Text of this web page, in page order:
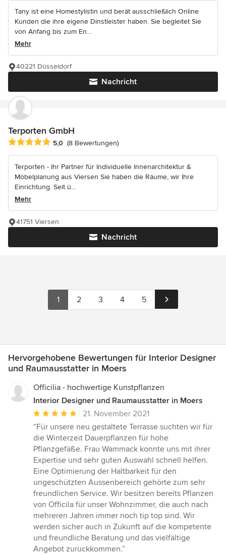
Tany ist eine Homestylistin und berät ausschließlich Online
Kunden die ihre eigene Dinstleister haben. Sie begleitet Sie
von Anfang bis zum En...
Mehr
Nachricht
40221 Düsseldorf
Terporten GmbH
Durchschnittliche Bewertung: 5 von 5 Sternen
5,0 (8 Bewertungen)
Terporten - Ihr Partner für Individuelle Innenarchitektur &
Möbelplanung aus Viersen Sie haben die Räume, wir Ihre
Einrichtung. Seit ü...
Mehr
Nachricht
41751 Viersen
1 2 3 4 5
Hervorgehobene Bewertungen für Interior Designer
und Raumausstatter in Moers
Officilia - hochwertige Kunstpflanzen
Interior Designer und Raumausstatter in Moers
Durchschnittliche
Bewertung:
5
von
5
Sternen
21. November 2021
“Für unsere neu gestaltete Terrasse suchten wir für
die Winterzeit Dauerpflanzen für hohe
Pflanzgefäße. Frau Wammack konnte uns mit ihrer
Expertise und sehr guten Auswahl schnell helfen.
Eine Optimierung der Haltbarkeit für den
ungeschützten Aussenbereich gehörte zum sehr
freundlichen Service. Wir besitzen bereits Pflanzen
von Officila für unser Wohnzimmer, die auch nach
mehreren Jahren immer noch tip top sind. Wir
werden sicher auch in Zukunft auf die kompetente
und freundliche Beratung und das vielfältige
Angebot zurückkommen.”